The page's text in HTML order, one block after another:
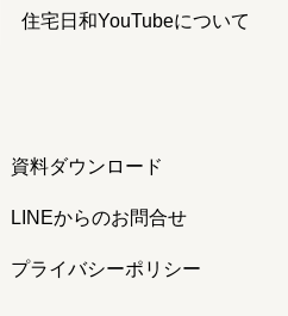
住宅日和YouTubeについて
資料ダウンロード
LINEからのお問合せ
プライバシーポリシー